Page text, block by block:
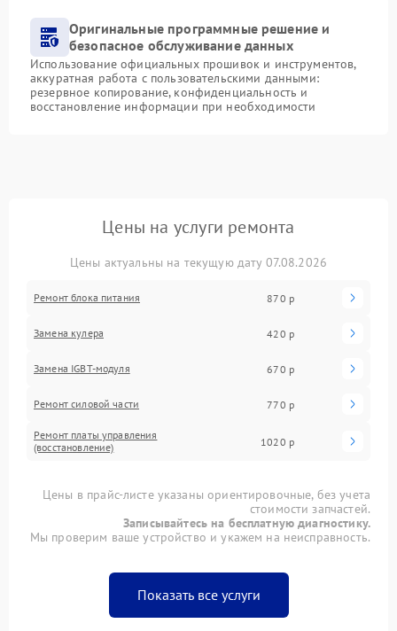
Оригинальные программные решение и
безопасное обслуживание данных
Использование официальных прошивок и инструментов,
аккуратная работа с пользовательскими данными:
резервное копирование, конфиденциальность и
восстановление информации при необходимости
Цены на услуги ремонта
Цены актуальны на текущую дату 07.08.2026
Ремонт блока питания 870 р
Замена кулера 420 р
Замена IGBT-модуля 670 р
Ремонт силовой части 770 р
Ремонт платы управления
(восстановление)
1020 р
Цены в прайс-листе указаны ориентировочные, без учета
стоимости запчастей.
Записывайтесь на бесплатную диагностику.
Мы проверим ваше устройство и укажем на неисправность.
Показать все услуги